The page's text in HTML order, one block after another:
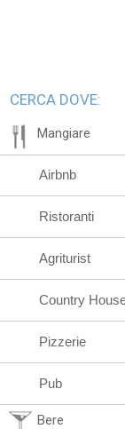
CERCA DOVE:
Mangiare
Airbnb
Ristoranti
Agriturist
Country
Pizzerie
Pub
Bere